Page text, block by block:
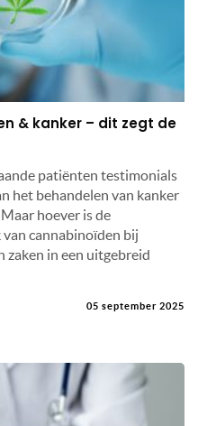
& kanker – dit zegt de
patiënten testimonials
het behandelen van kanker
hoever is de
cannabinoïden bij
zaken in een uitgebreid
05 september 2025